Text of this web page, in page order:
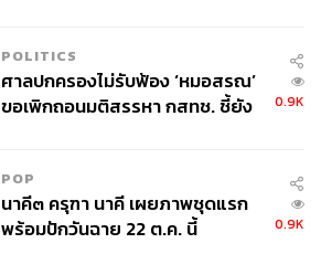
POLITICS
ศาลปกครองไม่รับฟ้อง ‘หมอสรณ’
ขอเพิกถอนมติสรรหา กสทช. ชี้ยัง
0.9K
POP
นาคี๓ ครุฑา นาคี เผยภาพชุดแรก
พร้อมปักวันฉาย 22 ต.ค. นี้
0.9K